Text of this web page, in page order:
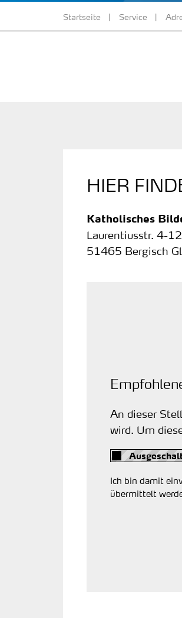
Startseite Service
HIER
Katholisches
Laurentiusstr. 4-12
51465 Bergisch
An dieser
wird. Um
Ich bin damit
übermittelt